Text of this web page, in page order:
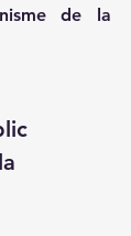
de la